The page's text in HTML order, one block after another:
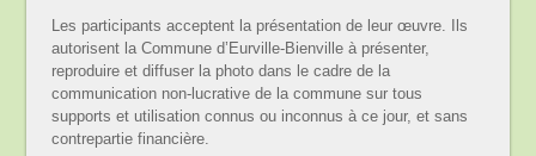
Les participants acceptent la présentation de leur œuvre. Ils
autorisent la Commune d’Eurville-Bienville à présenter,
reproduire et diffuser la photo dans le cadre de la
communication non-lucrative de la commune sur tous
supports et utilisation connus ou inconnus à ce jour, et sans
contrepartie financière.